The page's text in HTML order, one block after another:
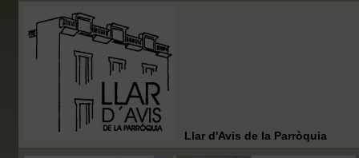
Llar d'Avis de la Parròquia